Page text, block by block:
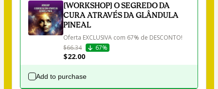
[WORKSHOP] O SEGREDO DA
CURA ATRAVÉS DA GLÂNDULA
PINEAL
Oferta EXCLUSIVA com 67% de DESCONTO!
$66.34
67%
$22.00
Add to purchase